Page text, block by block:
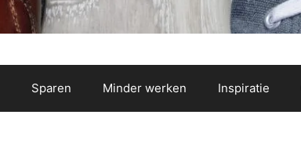
Sparen Minder werken Inspiratie